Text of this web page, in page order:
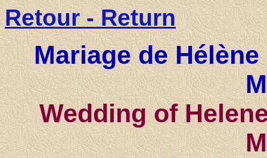
Retour - Return
Mariage de
Wedding of